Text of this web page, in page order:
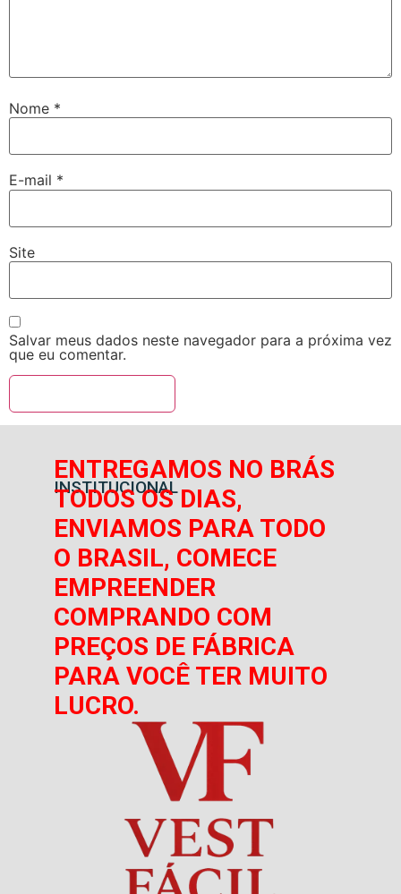
Nome *
E-mail *
Site
Salvar meus dados neste navegador para a próxima vez
que eu comentar.
INSTITUCIONAL
ENTREGAMOS NO BRÁS
TODOS OS DIAS,
ENVIAMOS PARA TODO
O BRASIL, COMECE
EMPREENDER
COMPRANDO COM
PREÇOS DE FÁBRICA
PARA VOCÊ TER MUITO
LUCRO.